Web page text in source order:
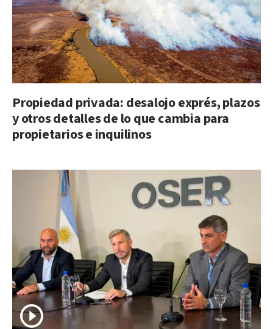
Propiedad privada: desalojo exprés, plazos
y otros detalles de lo que cambia para
propietarios e inquilinos